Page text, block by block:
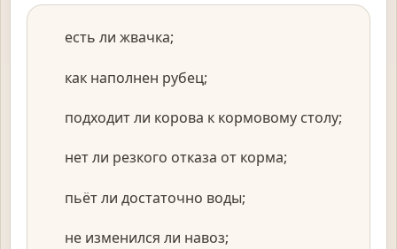
есть ли жвачка;
как наполнен рубец;
подходит ли корова к кормовому столу;
нет ли резкого отказа от корма;
пьёт ли достаточно воды;
не изменился ли навоз;